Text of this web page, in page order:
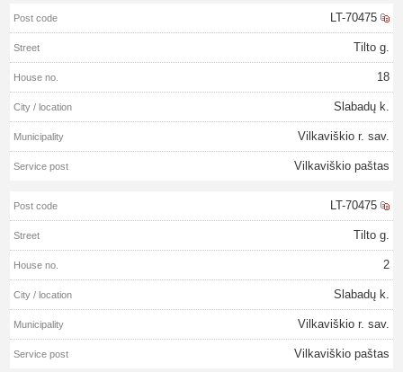
LT-70475
Tilto g.
18
Slabadų k.
Vilkaviškio r. sav.
Vilkaviškio paštas
LT-70475
Tilto g.
2
Slabadų k.
Vilkaviškio r. sav.
Vilkaviškio paštas